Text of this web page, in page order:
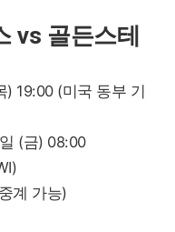
vs 골든스테
) 19:00 (미국 동부 기
(금) 08:00
계 가능)